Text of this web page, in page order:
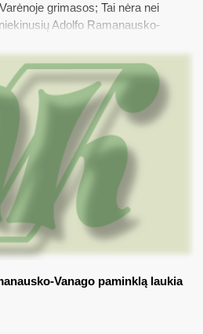
grimasos; Tai nėra nei
Adolfo Ramanausko-
Vanago paminklą laukia